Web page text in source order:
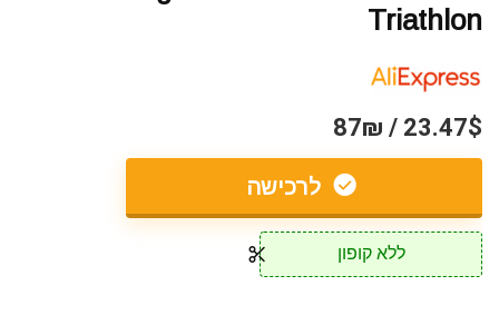
Triathlon
23.47$ / 87₪
לרכישה
ללא קופון